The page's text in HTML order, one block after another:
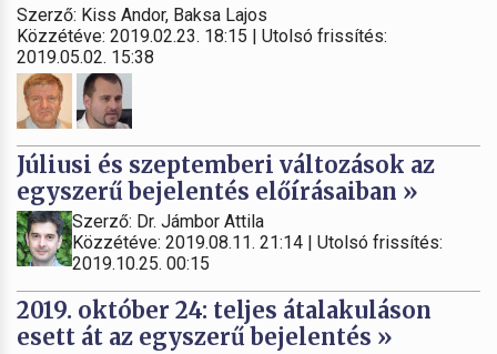
Szerző: Kiss Andor, Baksa Lajos
Közzétéve: 2019.02.23. 18:15 | Utolsó frissítés:
2019.05.02. 15:38
Júliusi és szeptemberi változások az
egyszerű bejelentés előírásaiban »
Szerző: Dr. Jámbor Attila
Közzétéve: 2019.08.11. 21:14 | Utolsó frissítés:
2019.10.25. 00:15
2019. október 24: teljes átalakuláson
esett át az egyszerű bejelentés »